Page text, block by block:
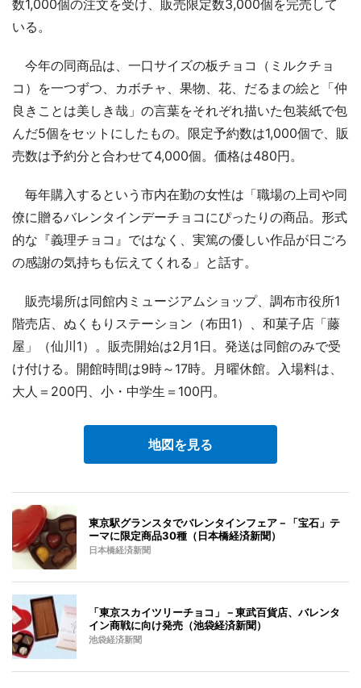
数1,000個の注文を受け、販売限定数3,000個を完売して
いる。
今年の同商品は、一口サイズの板チョコ（ミルクチョ
コ）を一つずつ、カボチャ、果物、花、だるまの絵と「仲
良きことは美しき哉」の言葉をそれぞれ描いた包装紙で包
んだ5個をセットにしたもの。限定予約数は1,000個で、販
売数は予約分と合わせて4,000個。価格は480円。
毎年購入するという市内在勤の女性は「職場の上司や同
僚に贈るバレンタインデーチョコにぴったりの商品。形式
的な『義理チョコ』ではなく、実篤の優しい作品が日ごろ
の感謝の気持ちも伝えてくれる」と話す。
販売場所は同館内ミュージアムショップ、調布市役所1
階売店、ぬくもりステーション（布田1）、和菓子店「藤
屋」（仙川1）。販売開始は2月1日。発送は同館のみで受
け付ける。開館時間は9時～17時。月曜休館。入場料は、
大人＝200円、小・中学生＝100円。
地図を見る
東京駅グランスタでバレンタインフェア－「宝石」テ
ーマに限定商品30種（日本橋経済新聞）
日本橋経済新聞
「東京スカイツリーチョコ」－東武百貨店、バレンタ
イン商戦に向け発売（池袋経済新聞）
池袋経済新聞